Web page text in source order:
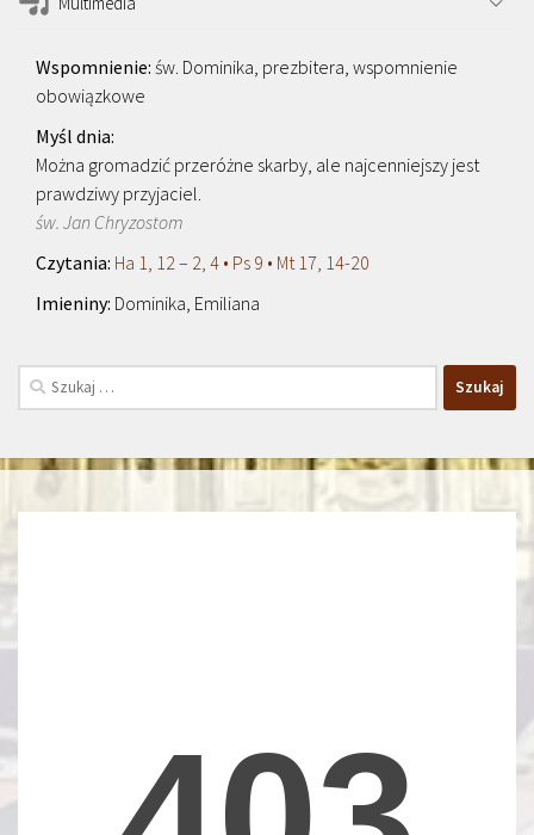
św. Dominika, prezbitera, wspomnienie
obowiązkowe
Można gromadzić przeróżne skarby, ale najcenniejszy jest
prawdziwy przyjaciel.
św. Jan Chryzostom
Ha 1, 12 – 2, 4 • Ps 9 • Mt 17, 14-20
Dominika, Emiliana
Szukaj: